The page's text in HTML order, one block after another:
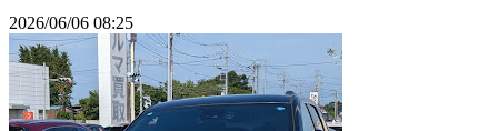
2026/06/06 08:25